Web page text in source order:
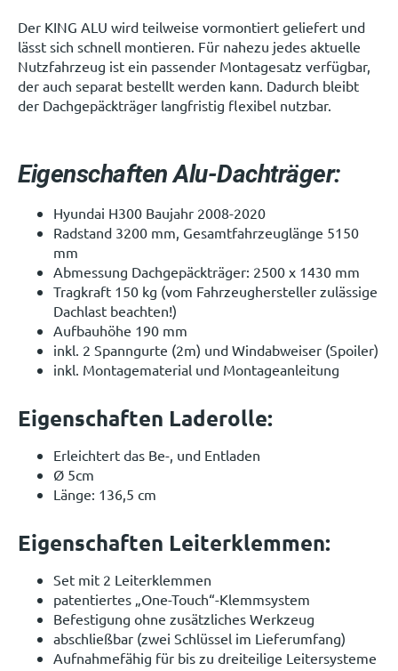
Der KING ALU wird teilweise vormontiert geliefert und
lässt sich schnell montieren. Für nahezu jedes aktuelle
Nutzfahrzeug ist ein passender Montagesatz verfügbar,
der auch separat bestellt werden kann. Dadurch bleibt
der Dachgepäckträger langfristig flexibel nutzbar.
Eigenschaften Alu-Dachträger:
Hyundai H300 Baujahr 2008-2020
Radstand 3200 mm, Gesamtfahrzeuglänge 5150
mm
Abmessung Dachgepäckträger: 2500 x 1430 mm
Tragkraft 150 kg (vom Fahrzeughersteller zulässige
Dachlast beachten!)
Aufbauhöhe 190 mm
inkl. 2 Spanngurte (2m) und Windabweiser (Spoiler)
inkl. Montagematerial und Montageanleitung
Eigenschaften Laderolle:
Erleichtert das Be-, und Entladen
Ø 5cm
Länge: 136,5 cm
Eigenschaften Leiterklemmen:
Set mit 2 Leiterklemmen
patentiertes „One-Touch“-Klemmsystem
Befestigung ohne zusätzliches Werkzeug
abschließbar (zwei Schlüssel im Lieferumfang)
Aufnahmefähig für bis zu dreiteilige Leitersysteme